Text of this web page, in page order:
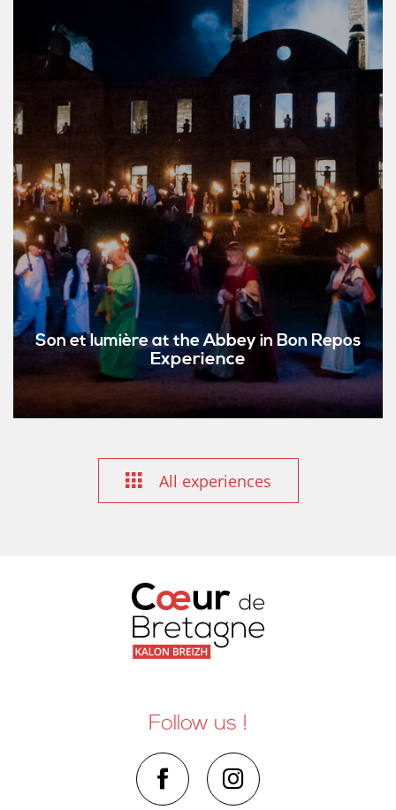
Son et lumière at the Abbey in Bon Repos
Experience
All experiences
Follow us !